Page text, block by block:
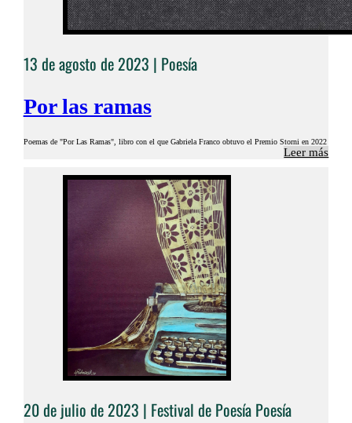
13 de agosto de 2023 | Poesía
Por las ramas
Poemas de "Por Las Ramas", libro con el que Gabriela Franco obtuvo el Premio Storni en 2022
Leer más
20 de julio de 2023 | Festival de Poesía Poesía